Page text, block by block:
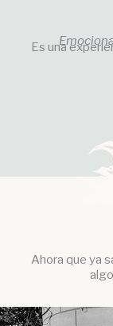
Es una
Ahora que ya